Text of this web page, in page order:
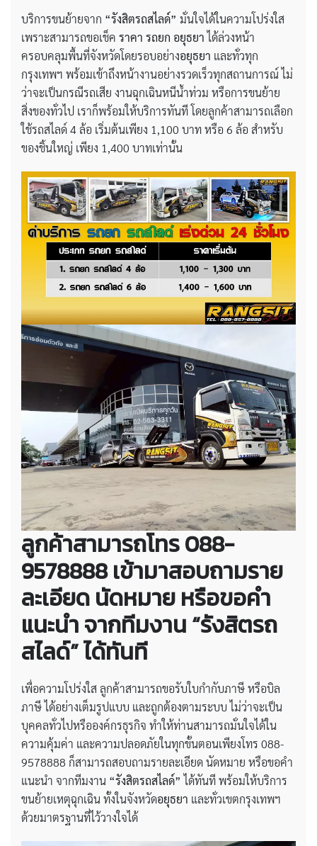
บริการขนย้ายจาก “รังสิตรถสไลด์” มั่นใจได้ในความโปร่งใส
เพราะสามารถขอเช็ค ราคา รถยก อยุธยาได้ล่วงหน้า
ครอบคลุมพื้นที่จังหวัดโดยรอบอย่างอยุธยา และทั่วทุก
กรุงเทพฯ พร้อมเข้าถึงหน้างานอย่างรวดเร็วทุกสถานการณ์ ไม่
ว่าจะเป็นกรณีรถเสีย งานฉุกเฉินหนีน้ำท่วม หรือการขนย้าย
สิ่งของทั่วไป เราก็พร้อมให้บริการทันที โดยลูกค้าสามารถเลือก
ใช้รถสไลด์ 4 ล้อ เริ่มต้นเพียง 1,100 บาท หรือ 6 ล้อ สำหรับ
ของชิ้นใหญ่ เพียง 1,400 บาทเท่านั้น
ลูกค้าสามารถโทร 088-
9578888 เข้ามาสอบถามราย
ละเอียด นัดหมาย หรือขอคำ
แนะนำ จากทีมงาน “รังสิตรถ
สไลด์” ได้ทันที
เพื่อความโปร่งใส ลูกค้าสามารถขอรับใบกำกับภาษี หรือบิล
ภาษี ได้อย่างเต็มรูปแบบ และถูกต้องตามระบบ ไม่ว่าจะเป็น
บุคคลทั่วไปหรือองค์กรธุรกิจ ทำให้ท่านสามารถมั่นใจได้ใน
ความคุ้มค่า และความปลอดภัยในทุกขั้นตอนเพียงโทร 088-
9578888 ก็สามารถสอบถามรายละเอียด นัดหมาย หรือขอคำ
แนะนำ จากทีมงาน “รังสิตรถสไลด์” ได้ทันที พร้อมให้บริการ
ขนย้ายเหตุฉุกเฉิน ทั้งในจังหวัดอยุธยา และทั่วเขตกรุงเทพฯ
ด้วยมาตรฐานที่ไว้วางใจได้